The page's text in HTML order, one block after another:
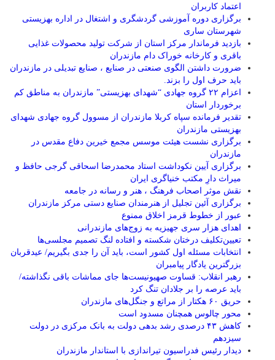
اعتماد کاربران
برگزاری دوره آموزشی گردشگری و اشتغال در اداره بهزیستی
شهرستان ساری
بازدید فرماندار مرکز استان از شرکت تولید محصولات غذایی
باقری و کارخانه خوراک دام مازندران
ضرورت داشتن الگوی صنعتی در صنایع ، صنایع تبدیلی در مازندران
باید حرف اول را بزند.
اعزام ۲۲ گروه جهادی “شهدای بهزیستی” مازندران به مناطق کم
برخوردار استان
تقدیر فرمانده سپاه کربلا مازندران از مسوول گروه جهادی شهدای
بهزیستی مازندران
برگزاری نشست هیئت موسس مجمع خیرین دفاع مقدس در
مازندران
برگزاری آیین نکوداشت استاد محمدرضا اسحاقی گرجی حافظ و
میراث دارِ مکتب خنیاگری ایران
نقش موثر اصحاب فرهنگ ، هنر و رسانه در جامعه
برگزاری آئین تجلیل از هنرمندان صنایع دستی مرکز مازندران
عبور از خطوط قرمز اخلاق ممنوع
اهدای هزار سری جهیزیه به زوج‌های مازندرانی
تعیین‌تکلیف درختان شکسته و افتاده لنگ تصمیم مجلسی‌ها
انتخابات مسئله اول کشور است، باید آن را جدی بگیریم/ عیدقربان
بزرگترین یادگار پیامبران
رهبر انقلاب: قساوت صهیونیست‌ها جای مماشات باقی نگذاشته/
باید عرصه را بر جلادان تنگ کرد
حریق ۶۰ هکتار از مراتع و جنگل‌های مازندران
محور چالوس همچنان مسدود است
کاهش ۴۳ درصدی رشد بدهی دولت به بانک مرکزی در دولت
سیزدهم
دیدار رئیس فدراسیون تیراندازی با استاندار مازندران